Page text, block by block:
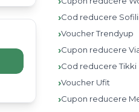
›Cod reducere
›VoucherTrendyup
›Cupon reducere
›Cod reducere Tikki
›Voucher Ufit
›Cupon reducere